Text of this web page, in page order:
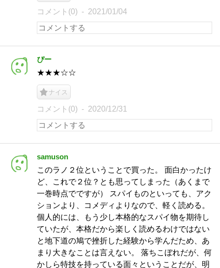
コメント(0) 2021/01/04
ぴー
★★★☆☆
ナイス
コメント(0) 2020/12/31
samuson
このラノ２位ということで買った。 面白かったけ
ど、これで２位？とも思ってしまった（あくまで
一巻時点でですが） スパイものといっても、アク
ションより、コメディよりなので、軽く読める。
個人的には、もう少し本格的なスパイ物を期待し
ていたが、本格だから楽しく読めるわけではない
と地下道の鳩で挫折した経験から学んだため、あ
まり大きなことは言えない。 落ちこぼれだが、何
かしら特技を持っている面々ということだが、明